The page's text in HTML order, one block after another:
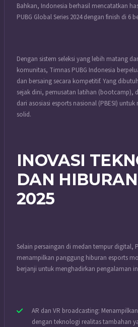
Bahkan, Indonesia berhasil mencatatkan
PUBG Global Series 2024 dengan finish di 6
Dengan sistem seleksi yang lebih matang
komunitas, Timnas PUBG Indonesia
dan bersaing secara kompetitif. Yang
sejak dini, pemusatan latihan (bootcamp),
dari asosiasi esports nasional (PBESI)
solid.
INOVASI
DAN
2025
Selain persaingan di medan tempur digital,
menampilkan panggung hiburan esports
berjanji untuk menghadirkan pengalaman
AR dan VR broadcasting:
dengan teknologi realitas tambahan